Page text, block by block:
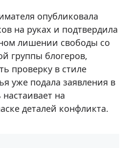
опубликовала
на руках и подтвердила
лишении свободы со
группы блогеров,
проверку в стиле
уже подала заявления в
на
деталей конфликта.